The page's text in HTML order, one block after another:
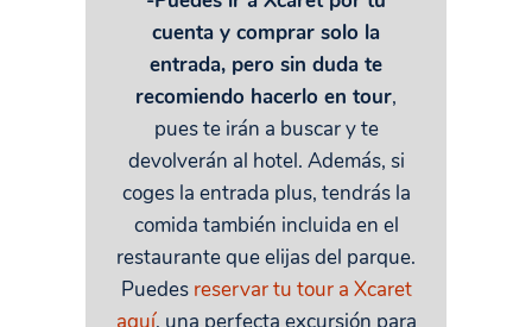
cuenta y comprar solo la
entrada, pero sin duda te
recomiendo hacerlo en tour,
pues te irán a buscar y te
devolverán al hotel. Además, si
coges la entrada plus, tendrás la
comida también incluida en el
restaurante que elijas del parque.
Puedes reservar tu tour a Xcaret